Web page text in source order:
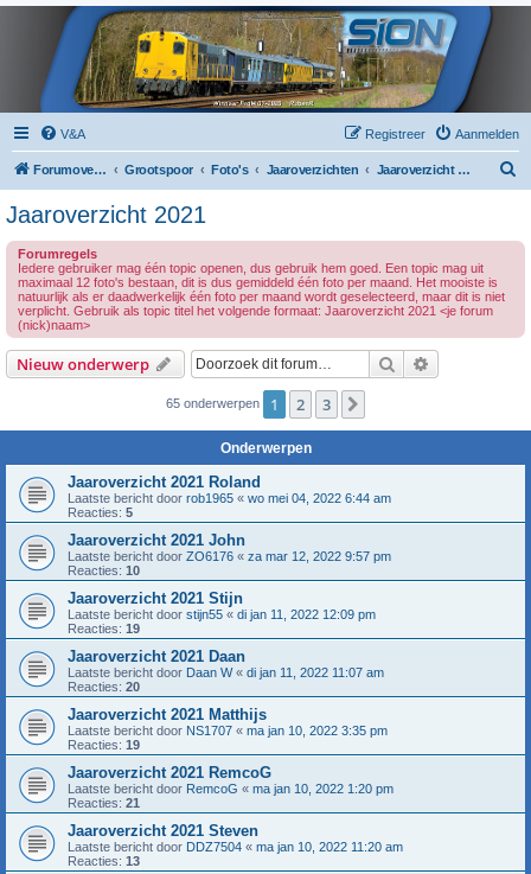
V&A Aanmelden
Registreer
Forumoverzicht Grootspoor Foto's Jaaroverzichten Jaaroverzicht 2021
Jaaroverzicht 2021
Forumregels
Iedere gebruiker mag één topic openen, dus gebruik hem goed. Een topic mag uit
maximaal 12 foto's bestaan, dit is dus gemiddeld één foto per maand. Het mooiste is
natuurlijk als er daadwerkelijk één foto per maand wordt geselecteerd, maar dit is niet
verplicht. Gebruik als topic titel het volgende formaat: Jaaroverzicht 2021 <je forum
(nick)naam>
Nieuw onderwerp Zoek
65 onderwerpen 1 2 3
Onderwerpen
Jaaroverzicht 2021 Roland
Laatste bericht door rob1965 « wo mei 04, 2022 6:44 am
Reacties: 5
Jaaroverzicht 2021 John
Laatste bericht door ZO6176 « za mar 12, 2022 9:57 pm
Reacties: 10
Jaaroverzicht 2021 Stijn
Laatste bericht door stijn55 « di jan 11, 2022 12:09 pm
Reacties: 19
Jaaroverzicht 2021 Daan
Laatste bericht door Daan W« di jan 11, 2022 11:07 am
Reacties: 20
Jaaroverzicht 2021 Matthijs
Laatste bericht door NS1707 « ma jan 10, 2022 3:35 pm
Reacties: 19
Jaaroverzicht 2021 RemcoG
Laatste bericht door RemcoG « ma jan 10, 2022 1:20 pm
Reacties: 21
Jaaroverzicht 2021 Steven
Laatste bericht door DDZ7504 « ma jan 10, 2022 11:20 am
Reacties: 13